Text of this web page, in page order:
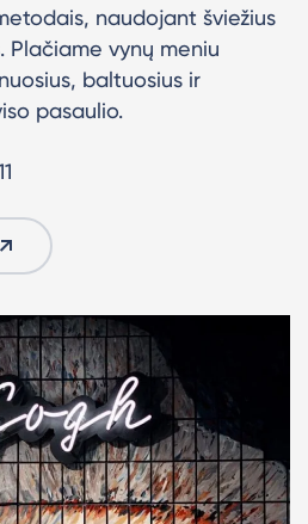
naudojant šviežius
Plačiame vynų meniu
baltuosius ir
pasaulio.